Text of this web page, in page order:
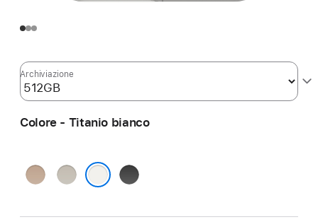
Archiviazione
Colore - Titanio bianco
TitanioTitanio
naturale
Titanio